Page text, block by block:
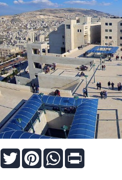
TwitterPinterestWhatsApp Print